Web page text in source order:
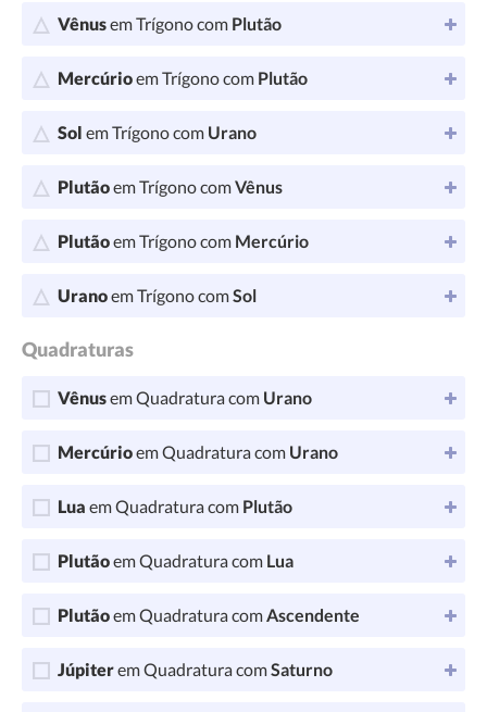
Vênusem Trígono com Plutão
Mercúrioem Trígono com Plutão
Sol em Trígono com Urano
Plutãoem Trígono comVênus
Plutãoem Trígono com Mercúrio
Uranoem Trígono comSol
Quadraturas
Vênusem Quadratura com Urano
Mercúrioem Quadratura com Urano
Lua em Quadratura com Plutão
Plutãoem Quadratura com Lua
Plutãoem Quadratura comAscendente
Júpiterem Quadratura comSaturno